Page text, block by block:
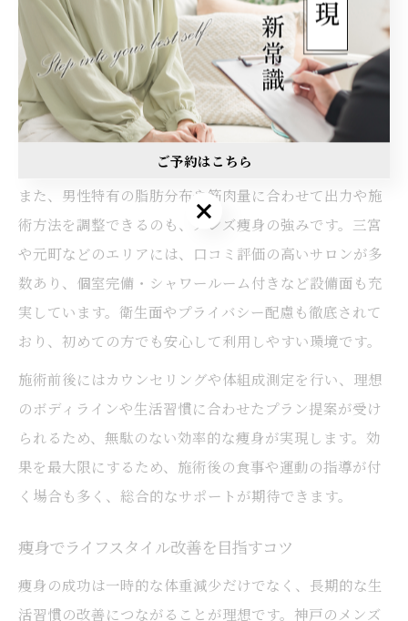
神戸エリアで受けられる最新の痩身技術
神戸市の痩身サロンでは、最新のマシン技術やメンズ専
用プログラムが導入されています。特に、キャビテーシ
ョンやラジオ波、EMSなどの機器は、皮下脂肪やセルラ
イトへの集中的なアプローチが可能で、短期間での見た
目変化を目指せます。
また、男性特有の脂肪分布や筋肉量に合わせて出力や施
術方法を調整できるのも、メンズ痩身の強みです。三宮
や元町などのエリアには、口コミ評価の高いサロンが多
数あり、個室完備・シャワールーム付きなど設備面も充
実しています。衛生面やプライバシー配慮も徹底されて
おり、初めての方でも安心して利用しやすい環境です。
施術前後にはカウンセリングや体組成測定を行い、理想
のボディラインや生活習慣に合わせたプラン提案が受け
られるため、無駄のない効率的な痩身が実現します。効
果を最大限にするため、施術後の食事や運動の指導が付
く場合も多く、総合的なサポートが期待できます。
痩身でライフスタイル改善を目指すコツ
痩身の成功は一時的な体重減少だけでなく、長期的な生
活習慣の改善につながることが理想です。神戸のメンズ
ご予約はこちら